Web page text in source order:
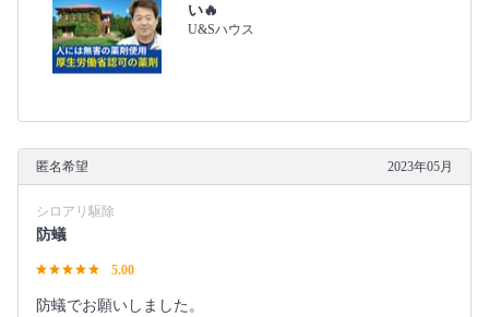
い🔥
U&Sハウス
匿名希望 2023年05月
シロアリ駆除
防蟻
5.00
防蟻でお願いしました。